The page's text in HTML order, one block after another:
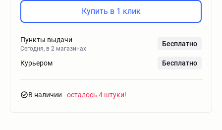
Купить в 1 клик
Пункты выдачи
Сегодня, в 2 магазинах
Бесплатно
Курьером Бесплатно
В наличии - осталось 4 штуки